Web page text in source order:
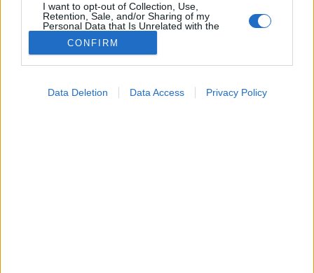
I want to opt-out of Collection, Use,
Retention, Sale, and/or Sharing of my
Personal Data that Is Unrelated with the
Purposes for which it was collected.
Opted Out
CONFIRM
Data Deletion Data Access Privacy Policy
Orvostudományi kutatások
Megosztás
Küldés Küldés Messengeren